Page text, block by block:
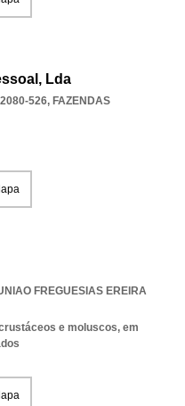
Lda
526, FAZENDAS
FREGUESIAS EREIRA
e moluscos, em